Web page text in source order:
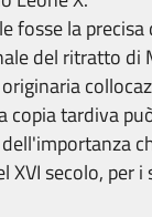
fosse la
del ritratto di
copia tardiva
XVI secolo, per i